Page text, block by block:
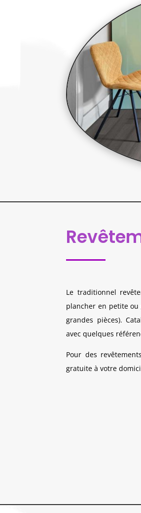
Le traditionnel
plancher en petite
grandes pièces).
avec quelques
Pour des
gratuite à votre